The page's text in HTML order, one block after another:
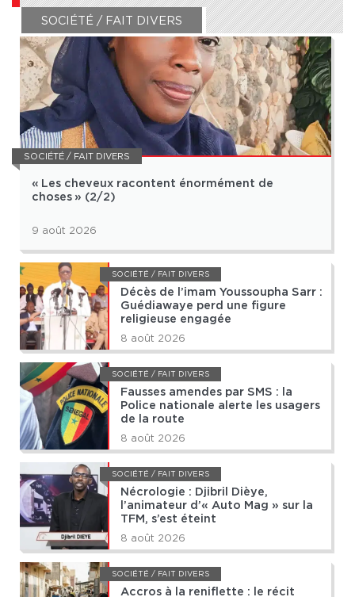
SOCIÉTÉ / FAIT DIVERS
SOCIÉTÉ / FAIT DIVERS
« Les cheveux racontent énormément de
choses » (2/2)
9 août 2026
SOCIÉTÉ / FAIT DIVERS
Décès de l’imam Youssoupha Sarr :
Guédiawaye perd une figure
religieuse engagée
8 août 2026
SOCIÉTÉ / FAIT DIVERS
Fausses amendes par SMS : la
Police nationale alerte les usagers
de la route
8 août 2026
SOCIÉTÉ / FAIT DIVERS
Nécrologie : Djibril Dièye,
l’animateur d’« Auto Mag » sur la
TFM, s’est éteint
8 août 2026
SOCIÉTÉ / FAIT DIVERS
Accros à la reniflette : le récit